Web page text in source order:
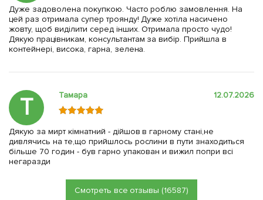
Дуже задоволена покупкою. Часто роблю замовлення. На
цей раз отримала супер троянду! Дуже хотіла насичено
жовту, щоб виділити серед інших. Отримала просто чудо!
Дякую працівникам, консультантам за вибір. Прийшла в
контейнері, висока, гарна, зелена.
Т Тамара 12.07.2026
Дякую за мирт кімнатний - дійшов в гарному стані,не
дивлячись на те,що прийшлось рослини в пути знаходиться
більше 70 годин - був гарно упакован и вижил попри всі
негаразди
Смотреть все отзывы (16587)